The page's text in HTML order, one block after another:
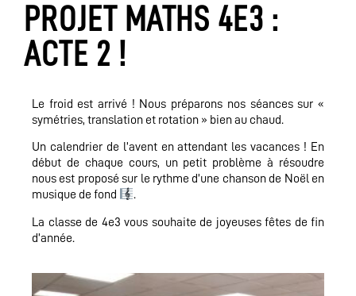
PROJET MATHS 4E3 :
ACTE 2 !
Le froid est arrivé ! Nous préparons nos séances sur «
symétries, translation et rotation » bien au chaud.
Un calendrier de l’avent en attendant les vacances ! En
début de chaque cours, un petit problème à résoudre
nous est proposé sur le rythme d’une chanson de Noël en
musique de fond
.
La classe de 4e3 vous souhaite de joyeuses fêtes de fin
d’année.